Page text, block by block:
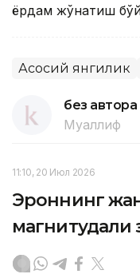
ёрдам жўнатиш
Асосий янгилик
без автора
Муаллиф
11:10, 20 Июл 2026
Эроннинг
магнитудали